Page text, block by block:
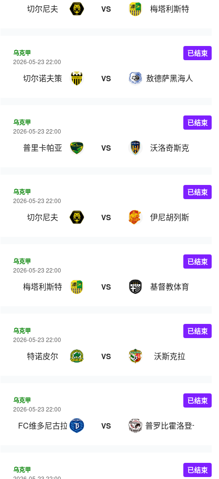
切尔尼夫 VS 梅塔利斯特
乌克甲
2026-05-23 22:00
切尔诺夫策 VS 敖德萨黑海人
已结束
乌克甲
2026-05-23 22:00
普里卡帕亚 VS 沃洛奇斯克
已结束
乌克甲
2026-05-23 22:00
切尔尼夫 VS 伊尼胡列斯
已结束
乌克甲
2026-05-23 22:00
梅塔利斯特 VS 基督教体育
已结束
乌克甲
2026-05-23 22:00
特诺皮尔 VS 沃斯克拉
已结束
乌克甲
2026-05-23 22:00
FC维多尼古拉耶夫卡 VS 普罗比霍洛登卡
已结束
乌克甲 已结束